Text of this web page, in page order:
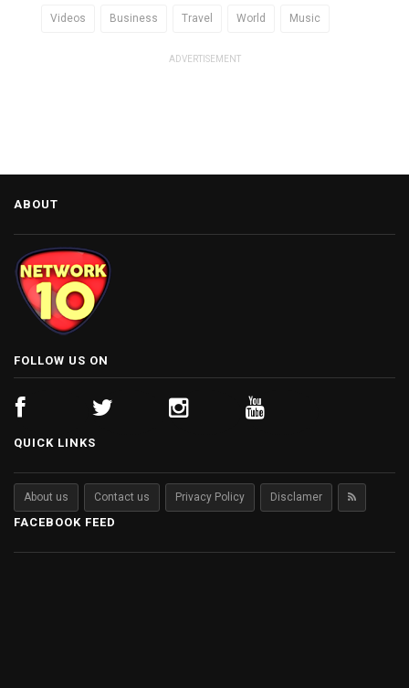
Videos Business Travel World Music
ADVERTISEMENT
ABOUT
FOLLOW US ON
QUICK LINKS
About us Contact us Privacy Policy Disclamer
FACEBOOK FEED